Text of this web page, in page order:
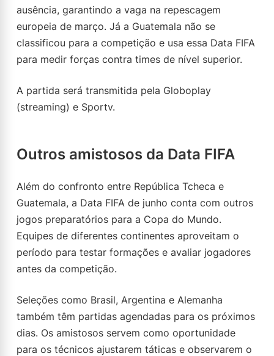
ausência, garantindo a vaga na repescagem
europeia de março. Já a Guatemala não se
classificou para a competição e usa essa Data FIFA
para medir forças contra times de nível superior.
A partida será transmitida pela Globoplay
(streaming) e Sportv.
Outros amistosos da Data FIFA
Além do confronto entre República Tcheca e
Guatemala, a Data FIFA de junho conta com outros
jogos preparatórios para a Copa do Mundo.
Equipes de diferentes continentes aproveitam o
período para testar formações e avaliar jogadores
antes da competição.
Seleções como Brasil, Argentina e Alemanha
também têm partidas agendadas para os próximos
dias. Os amistosos servem como oportunidade
para os técnicos ajustarem táticas e observarem o